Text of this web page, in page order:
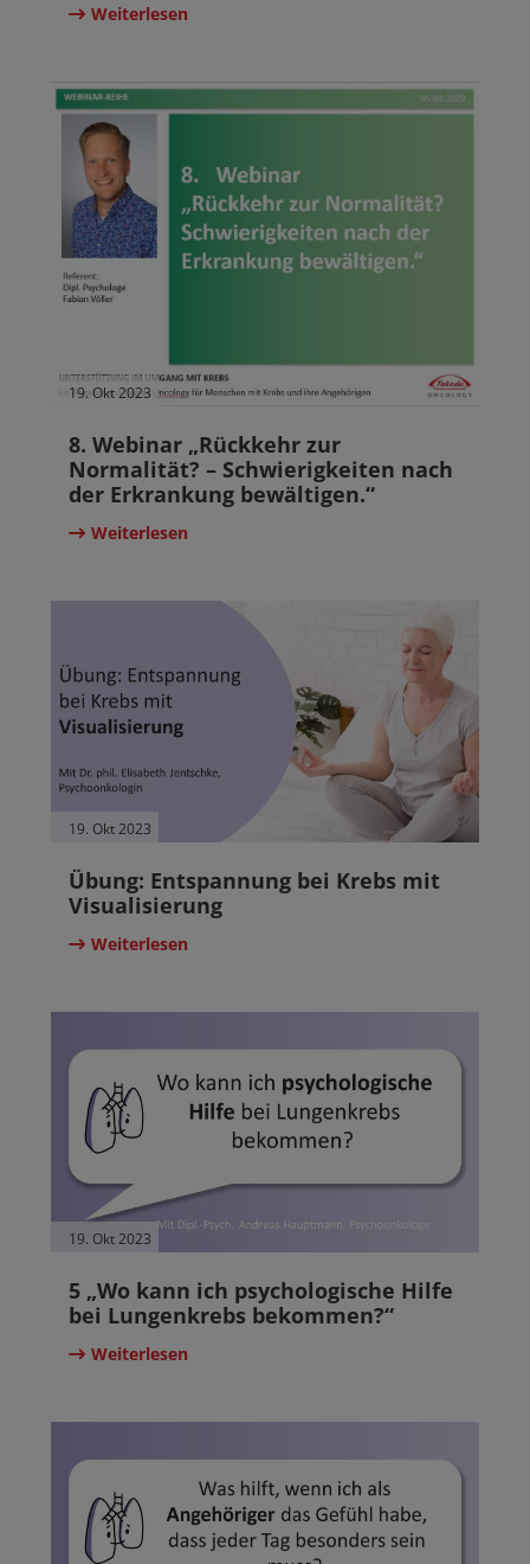
Weiterlesen
19. Okt 2023
8. Webinar „Rückkehr zur
Normalität? – Schwierigkeiten nach
der Erkrankung bewältigen.“
Weiterlesen
19. Okt 2023
Übung: Entspannung bei Krebs mit
Visualisierung
Weiterlesen
19. Okt 2023
5 „Wo kann ich psychologische Hilfe
bei Lungenkrebs bekommen?“
Weiterlesen